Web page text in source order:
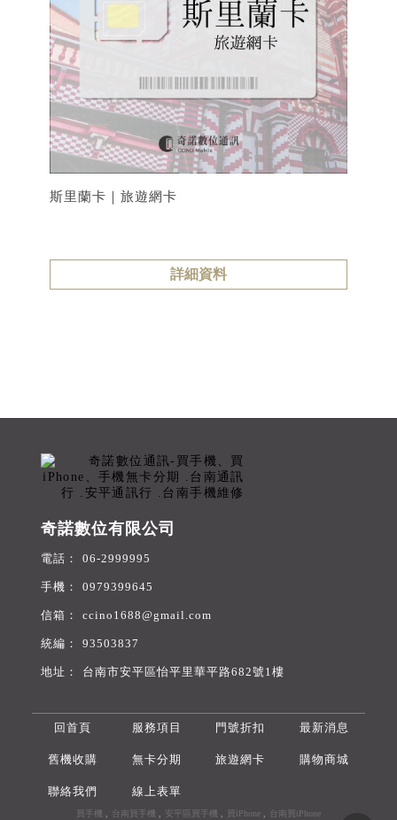
斯里蘭卡｜旅遊網卡
詳細資料
奇諾數位有限公司
06-2999995
0979399645
93503837
ccino1688@gmail.com
台南市安平區怡平里華平路682號1樓
回首頁 服務項目 門號折扣 最新消息
舊機收購 無卡分期 旅遊網卡 購物商城
聯絡我們 線上表單
買手機 台南買手機 安平區買手機 買iPhone 台南買iPhone